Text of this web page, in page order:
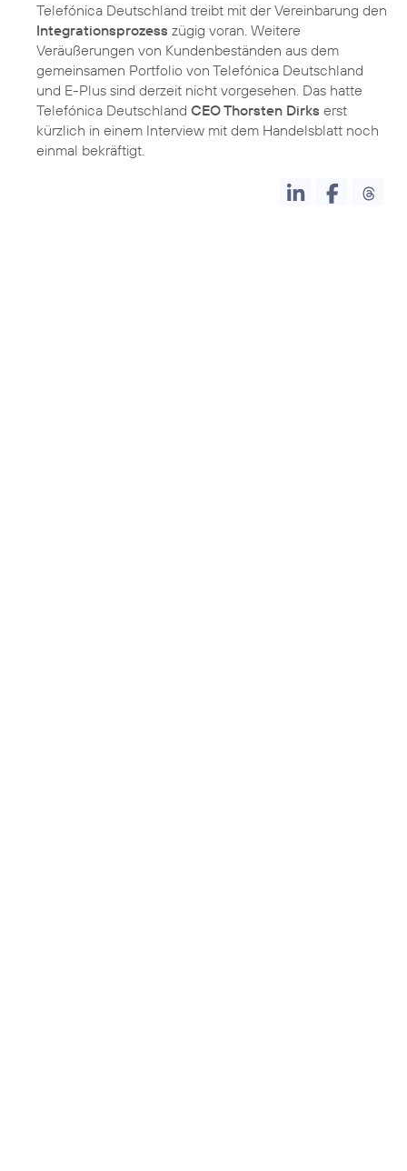
Telefónica Deutschland treibt mit der Vereinbarung den
Integrationsprozess zügig voran. Weitere
Veräußerungen von Kundenbeständen aus dem
gemeinsamen Portfolio von Telefónica Deutschland
und E-Plus sind derzeit nicht vorgesehen. Das hatte
Telefónica Deutschland CEO Thorsten Dirks erst
kürzlich in einem Interview mit dem Handelsblatt noch
einmal bekräftigt.